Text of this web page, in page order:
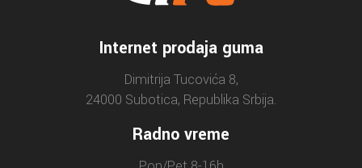
Internet prodaja guma
Dimitrija Tucovića 8,
24000 Subotica, Republika Srbija.
Radno vreme